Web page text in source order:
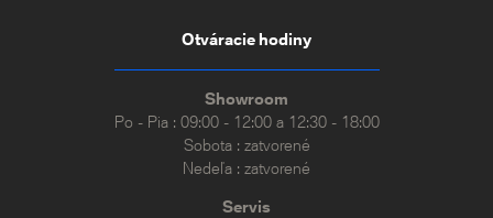
Otváracie hodiny
Showroom
Po - Pia : 09:00 - 12:00 a 12:30 - 18:00
Sobota : zatvorené
Nedeľa : zatvorené
Servis